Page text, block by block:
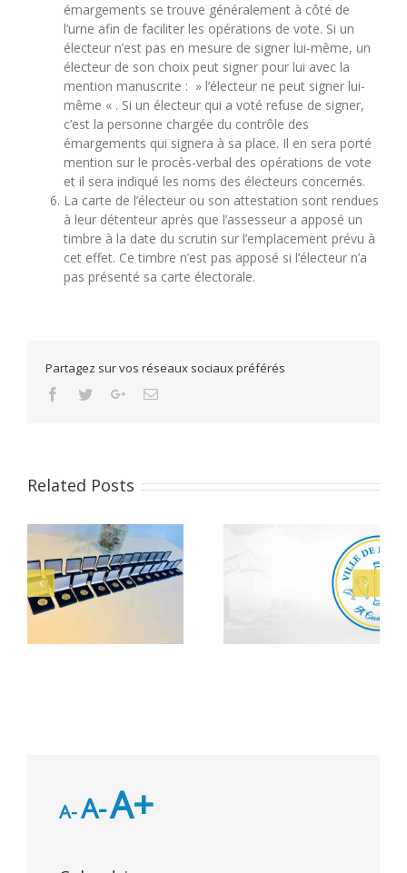
émargements se trouve généralement à côté de
l’urne afin de faciliter les opérations de vote. Si un
électeur n’est pas en mesure de signer lui-même, un
électeur de son choix peut signer pour lui avec la
mention manuscrite : » l’électeur ne peut signer lui-
même « . Si un électeur qui a voté refuse de signer,
c’est la personne chargée du contrôle des
émargements qui signera à sa place. Il en sera porté
mention sur le procès-verbal des opérations de vote
et il sera indiqué les noms des électeurs concernés.
La carte de l’électeur ou son attestation sont rendues
à leur détenteur après que l’assesseur a apposé un
timbre à la date du scrutin sur l’emplacement prévu à
cet effet. Ce timbre n’est pas apposé si l’électeur n’a
pas présenté sa carte électorale.
Partagez sur vos réseaux sociaux préférés
Facebook
TwitterGoogle+Email
Related Posts
2026
Musée
Agent
A-A-A+